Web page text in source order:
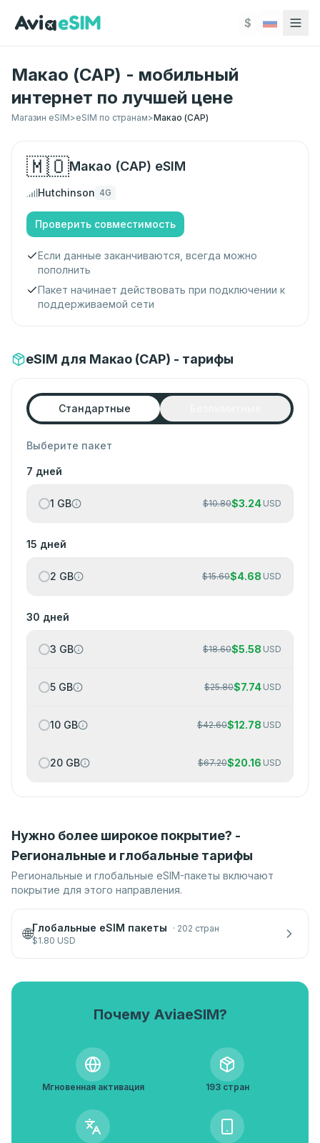
$
Макао (САР) - мобильный
интернет по лучшей цене
Магазин eSIM>eSIM по странам>Макао (САР)
🇲🇴Макао (САР) eSIM
Hutchinson 4G
Проверить совместимость
Если данные заканчиваются, всегда можно
пополнить
Пакет начинает действовать при подключении к
поддерживаемой сети
eSIM для Макао (САР) - тарифы
Стандартные
Выберите пакет
7 дней
1 GB $10.80$3.24 USD
15 дней
2 GB $15.60$4.68 USD
30 дней
3 GB $18.60$5.58 USD
5 GB $25.80$7.74 USD
10 GB $42.60$12.78 USD
20 GB $67.20$20.16 USD
Нужно более широкое покрытие? -
Региональные и глобальные тарифы
Региональные и глобальные eSIM-пакеты включают
покрытие для этого направления.
🌐Глобальные eSIM пакеты · 202 стран
$1.80 USD
Почему AviaeSIM?
Мгновенная активация 193 стран